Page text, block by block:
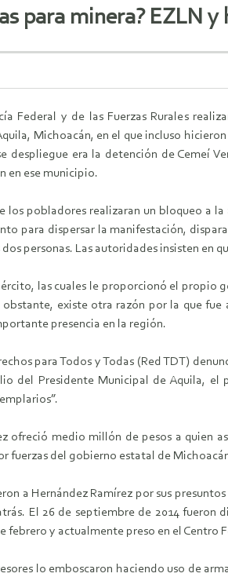
para minera? EZLN
Federal y de las Fuerzas Rurales
Michoacán, en el que incluso
despliegue era la detención de Cemeí
en ese municipio.
los pobladores realizaran un bloqueo a
para dispersar la manifestación,
personas. Las autoridades insisten en
las cuales le proporcionó el
existe otra razón por la que
presencia en la región.
para Todos y Todas (Red TDT)
del Presidente Municipal de Aquila, el
medio millón de pesos a quien
fuerzas del gobierno estatal de
a Hernández Ramírez por sus
El 26 de septiembre de 2014 fueron
y actualmente preso en el Centro
lo emboscaron haciendo uso de